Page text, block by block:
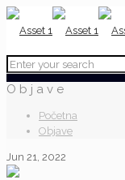
Objave
Početna
Objave
Jun 21, 2022